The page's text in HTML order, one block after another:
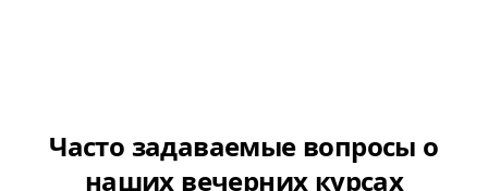
Часто задаваемые вопросы о
наших вечерних курсах